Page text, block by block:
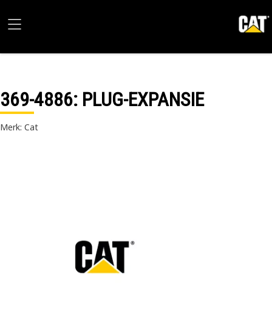
369-4886: PLUG-EXPANSIE
Merk: Cat